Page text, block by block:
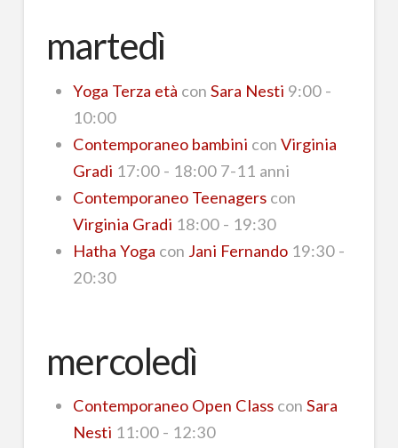
martedì
Yoga Terza età con Sara Nesti 9:00 -
10:00
Contemporaneo bambini con Virginia
Gradi 17:00 - 18:00 7-11 anni
Contemporaneo Teenagerscon
Virginia Gradi 18:00 - 19:30
Hatha Yoga con Jani Fernando19:30 -
20:30
mercoledì
Contemporaneo Open Classcon Sara
Nesti 11:00 - 12:30